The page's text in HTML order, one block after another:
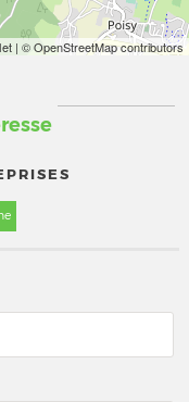
| © OpenStreetMap contributors